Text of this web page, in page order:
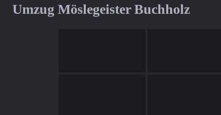
Umzug Möslegeister Buchholz